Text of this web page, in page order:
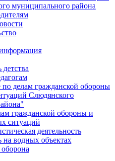
муниципального района
детства
делам гражданской обороны
Слюдянского
гражданской обороны и
ситуаций
деятельность
на водных объектах